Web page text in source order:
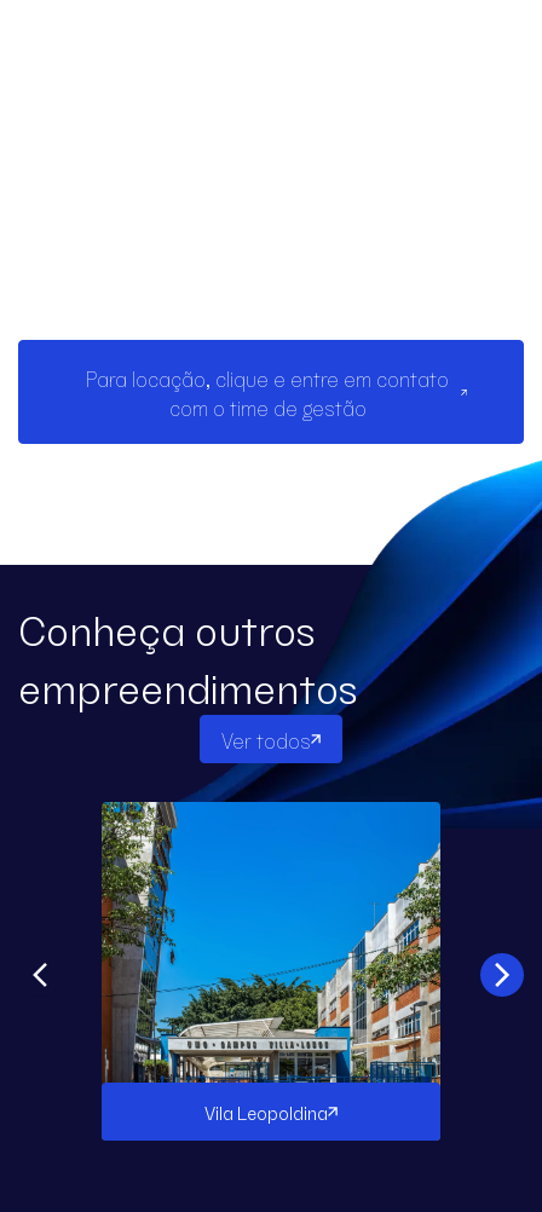
Para locação, clique e entre em contato
com o time de gestão
Conheça outros
empreendimentos
Ver todos
Vila Leopoldina